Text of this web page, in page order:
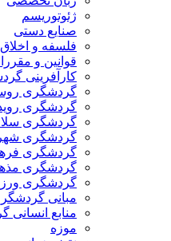
ژئوتوریسم
صنایع دستی
فلسفه و اخلاق
قوانین و
کارآفرینی
گردشگری
گردشگری
گردشگری
گردشگری
گردشگری
گردشگری
گردشگری
مبانی
منابع انسانی
موزه